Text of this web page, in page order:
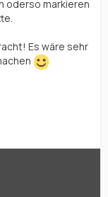
oderso markieren
Es wäre sehr